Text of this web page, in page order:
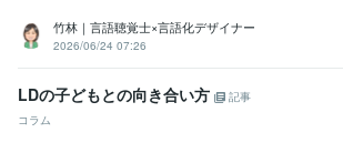
竹林｜言語聴覚士×言語化デザイナー
2026/06/24 07:26
LDの子どもとの向き合い方
記事
コラム